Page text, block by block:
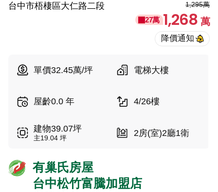
台中市梧棲區大仁路二段 1,295萬
27萬 1,268萬
單價32.45萬/坪 電梯大樓
屋齡0.0 年 4/26樓
建物39.07坪
主19.04 坪 2房(室)2廳1衛
有巢氏房屋
台中松竹富騰加盟店